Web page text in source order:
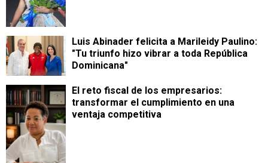
Luis Abinader felicita a Marileidy Paulino:
"Tu triunfo hizo vibrar a toda República
Dominicana"
​El reto fiscal de los empresarios:
transformar el cumplimiento en una
ventaja competitiva